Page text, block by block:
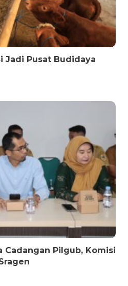
Jadi Pusat Budidaya
Cadangan Pilgub, Komisi